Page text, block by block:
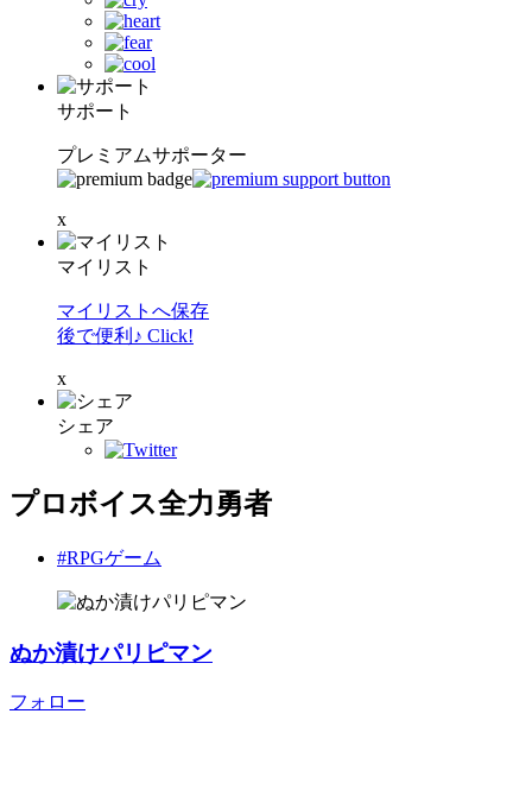
サポート
プレミアムサポーター
x
マイリスト
マイリストへ保存
後で便利♪ Click!
x
シェア
プロボイス全力勇者
#RPGゲーム
ぬか漬けパリピマン
フォロー